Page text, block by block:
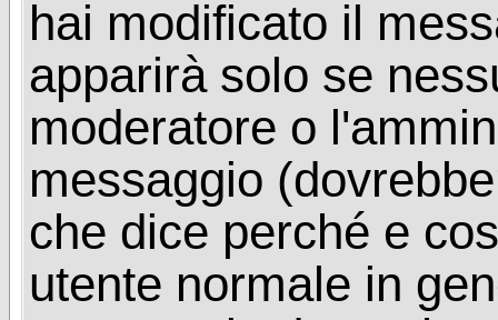
hai modificato il
apparirà solo se
moderatore o
messaggio
che dice perché e
utente normale in